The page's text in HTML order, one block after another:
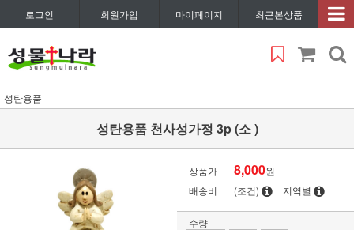
로그인 회원가입 마이페이지 최근본상품
성탄용품
성탄용품 천사성가정 3p (소 )
상품가 8,000원
배송비
(조건) 지역별
수량